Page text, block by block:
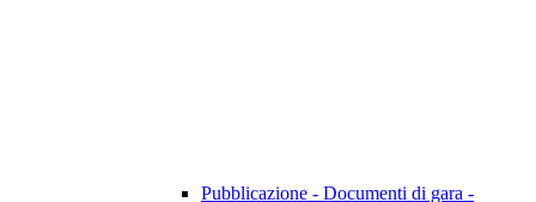
Pubblicazione - Documenti di gara -